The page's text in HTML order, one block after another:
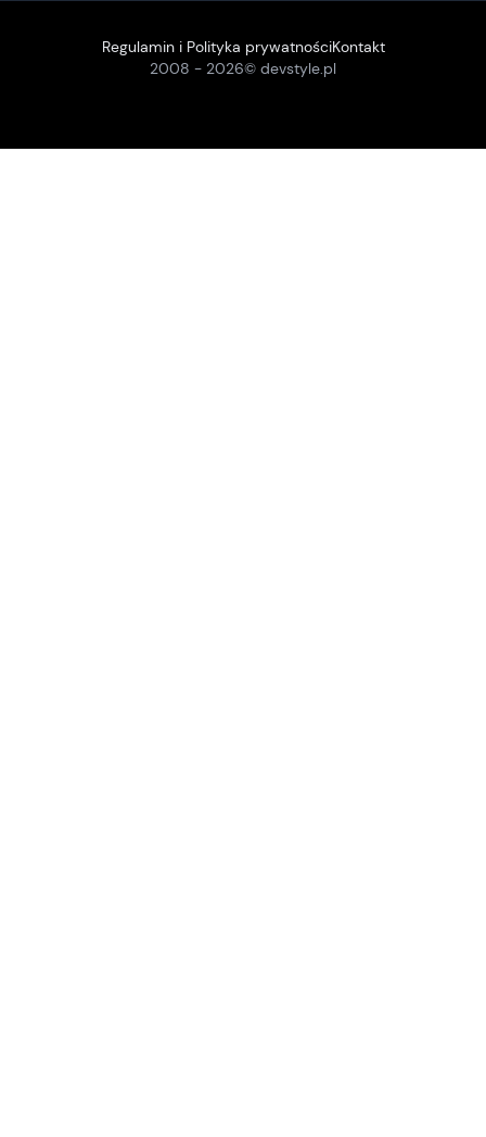
2008 - 2026© devstyle.pl
Regulamin i Polityka prywatnościKontakt